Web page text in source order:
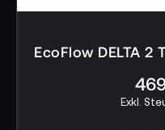
in etwa 2,3 Stunden
System arbeitet